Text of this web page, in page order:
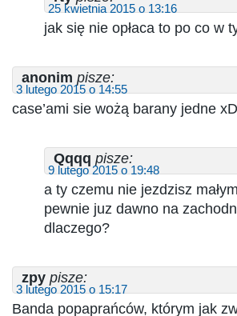
25 kwietnia 2015 o 13:16
jak się nie opłaca to po co w
anonim pisze:
3 lutego 2015 o 14:55
case’ami sie wożą barany jedne xD
Qqqq pisze:
9 lutego 2015 o 19:48
a ty czemu nie jezdzisz
pewnie juz dawno na
dlaczego?
zpy pisze:
3 lutego 2015 o 15:17
Banda popaprańców, którym jak